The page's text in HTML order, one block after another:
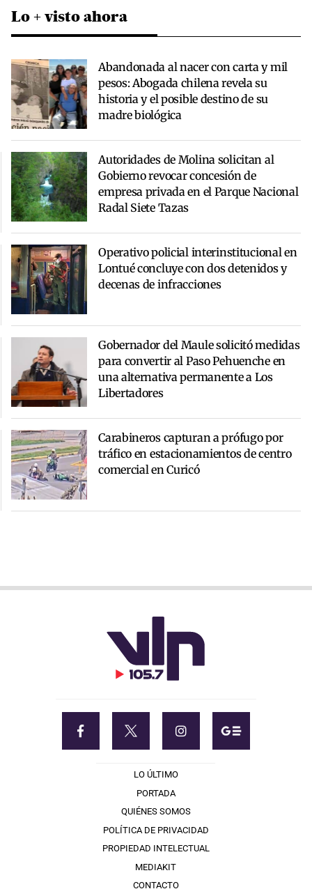
Lo + visto ahora
Abandonada al nacer con carta y mil
pesos: Abogada chilena revela su
historia y el posible destino de su
madre biológica
Autoridades de Molina solicitan al
Gobierno revocar concesión de
empresa privada en el Parque Nacional
Radal Siete Tazas
Operativo policial interinstitucional en
Lontué concluye con dos detenidos y
decenas de infracciones
Gobernador del Maule solicitó medidas
para convertir al Paso Pehuenche en
una alternativa permanente a Los
Libertadores
Carabineros capturan a prófugo por
tráfico en estacionamientos de centro
comercial en Curicó
LO ÚLTIMO
PORTADA
QUIÉNES SOMOS
POLÍTICA DE PRIVACIDAD
PROPIEDAD INTELECTUAL
MEDIAKIT
CONTACTO